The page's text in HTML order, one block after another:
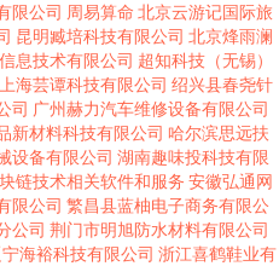
限公司 周易算命 北京云游记国际旅
昆明臧培科技有限公司 北京烽雨澜
息技术有限公司 超知科技（无锡）
上海芸谭科技有限公司 绍兴县春尧针
司 广州赫力汽车维修设备有限公司
新材料科技有限公司 哈尔滨思远扶
设备有限公司 湖南趣味投科技有限
链技术相关软件和服务 安徽弘通网
限公司 繁昌县蓝柚电子商务有限公
公司 荆门市明旭防水材料有限公司
海裕科技有限公司 浙江喜鹤鞋业有